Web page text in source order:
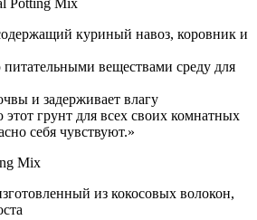
куриный навоз, коровник и
веществами среду для
и задерживает влагу
грунт для всех своих комнатных
себя чувствуют.»
Mix
из кокосовых волокон,